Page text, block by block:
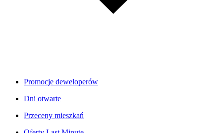
Promocje deweloperów
Dni otwarte
Przeceny mieszkań